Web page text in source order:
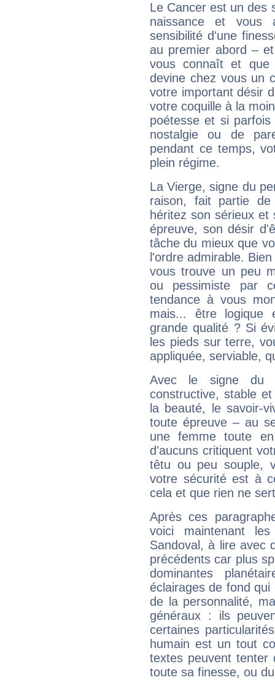
Le Cancer est un des
naissance et vous
sensibilité d'une
au premier abord –
vous connaît et
devine chez vous un
votre important désir
votre coquille à la
poétesse et si
nostalgie ou de
pendant ce temps,
plein régime.
La Vierge, signe du
raison, fait partie
héritez son sérieux
épreuve, son désir
tâche du mieux que
l'ordre admirable.
vous trouve un peu
ou pessimiste par
tendance à vous
mais... être logique
grande qualité ? Si
les pieds sur terre,
appliquée, serviable,
Avec le signe du
constructive, stable
la beauté, le savoir-
toute épreuve – au
une femme toute
d'aucuns critiquent
têtu ou peu souple,
votre sécurité est à
cela et que rien ne
Après ces
voici maintenant
Sandoval, à lire avec
précédents car plus
dominantes
éclairages de fond
de la personnalité,
généraux : ils
certaines
humain est un tout
textes peuvent tenter
toute sa finesse, ou